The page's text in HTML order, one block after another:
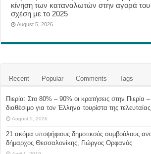
κίνηση των καταναλωτών στην αγορά
σχέση με το 2025
August 5, 2026
Recent Popular Comments Tags
Πιερία: Στο 80% – 90% οι κρατήσεις στην Πιερία
διαθέσιμο για τον Έλληνα τουρίστα της
August 5, 2026
21 ακόμα υποψήφιους δημοτικούς συμβούλους
δήμαρχος Θεσσαλονίκης, Γιώργος Ορφανός